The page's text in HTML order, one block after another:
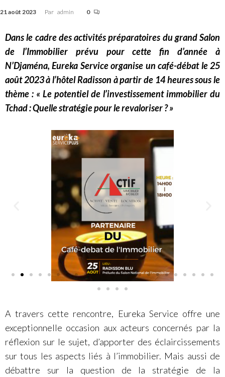
21 août 2023 Par admin 0
Dans le cadre des activités préparatoires du grand Salon
de l’Immobilier prévu pour cette fin d’année à
N’Djaména, Eureka Service organise un café-débat le 25
août 2023 à l’hôtel Radisson à partir de 14 heures sous le
thème : « Le potentiel de l’investissement immobilier du
Tchad : Quelle stratégie pour le revaloriser ? »
A travers cette rencontre, Eureka Service offre une
exceptionnelle occasion aux acteurs concernés par la
réflexion sur le sujet, d’apporter des éclaircissements
sur tous les aspects liés à l’immobilier. Mais aussi de
débattre sur la question de la stratégie de la